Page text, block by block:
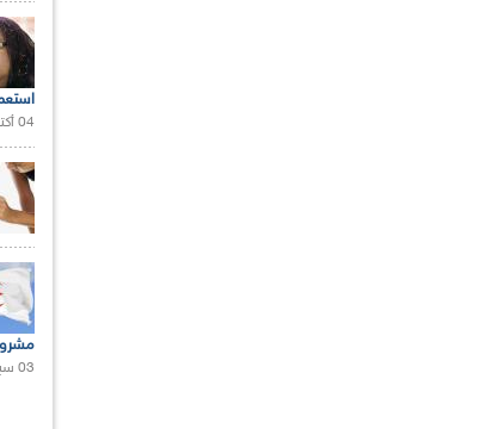
04 أكتوبر 2020 |
03 سبتمبر 2020 |